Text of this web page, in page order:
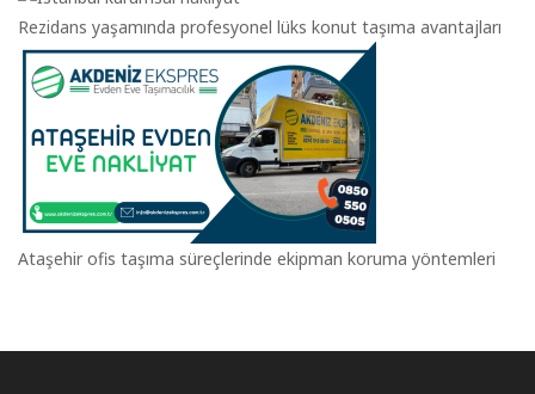
Rezidans yaşamında profesyonel lüks konut taşıma avantajları
Ataşehir ofis taşıma süreçlerinde ekipman koruma yöntemleri